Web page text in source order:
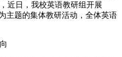
近日，我校英语教研组开展
主题的集体教研活动，全体英语